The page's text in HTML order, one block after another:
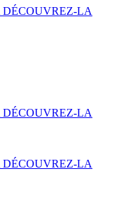
DÉCOUVREZ-LA
DÉCOUVREZ-LA
DÉCOUVREZ-LA